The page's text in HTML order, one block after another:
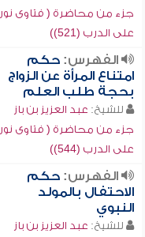
جزء من محاضرة ( فتاوى نور
على الدرب (521))
الفهرس:حكم
امتناع المرأة عن الزواج
بحجة طلب العلم
للشيخ: عبد العزيز بن باز
جزء من محاضرة ( فتاوى نور
على الدرب (544))
الفهرس:حكم
الاحتفال بالمولد
النبوي
للشيخ: عبد العزيز بن باز